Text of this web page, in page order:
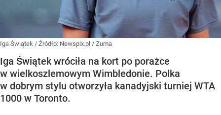
Iga Świątek / Źródło: Newspix.pl / Zuma
Iga Świątek wróciła na kort po porażce
w wielkoszlemowym Wimbledonie. Polka
w dobrym stylu otworzyła kanadyjski turniej WTA
1000 w Toronto.